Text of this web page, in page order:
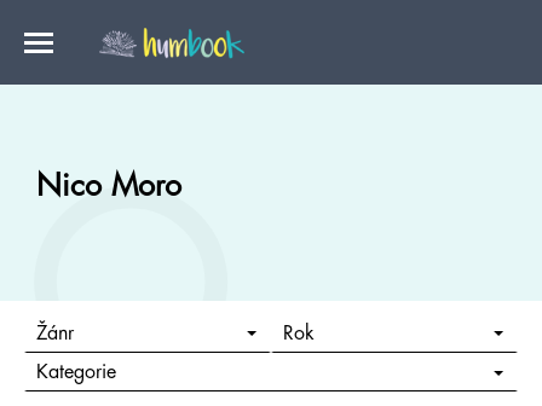
Nico Moro
Žánr Rok
Kategorie